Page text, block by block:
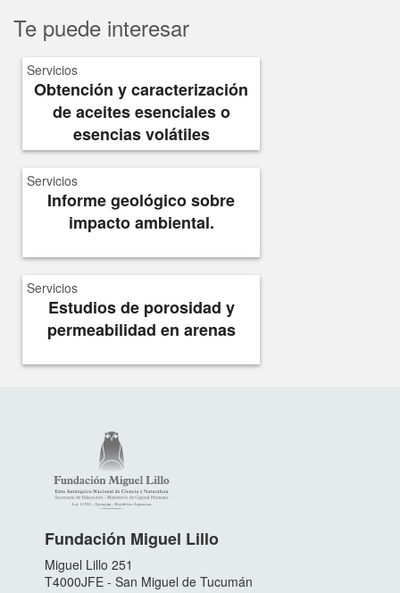
Te puede interesar
Servicios
Obtención y caracterización
de aceites esenciales o
esencias volátiles
Servicios
Informe geológico sobre
impacto ambiental.
Servicios
Estudios de porosidad y
permeabilidad en arenas
Fundación Miguel Lillo
Miguel Lillo 251
T4000JFE - San Miguel de Tucumán